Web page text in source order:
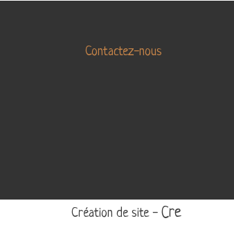
Contactez-nous
Création de site - Cre